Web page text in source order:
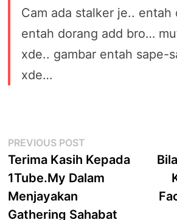
Cam ada stalker je.. entah
entah dorang add bro…
xde.. gambar entah sape-
xde…
Post
navigation
PREVIOUS POST
post:
Terima Kasih Kepada
1Tube.My Dalam
Menjayakan
Gathering Sahabat